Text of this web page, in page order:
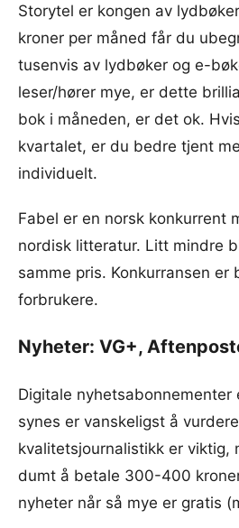
Storytel er kongen av
kroner per måned får du
tusenvis av lydbøker og e-
leser/hører mye, er dette
bok i måneden, er det ok.
kvartalet, er du bedre tjent
individuelt.
Fabel er en norsk konkurrent
nordisk litteratur. Litt mindre
samme pris. Konkurransen er
forbrukere.
Nyheter: VG+,
Digitale nyhetsabonnementer
synes er vanskeligst å
kvalitetsjournalistikk er viktig,
dumt å betale 300-400
nyheter når så mye er gratis